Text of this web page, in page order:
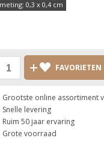
0,3 x 0,4 cm
FAVORIETEN
Grootste online assortiment
Snelle levering
Ruim 50 jaar ervaring
Grote voorraad